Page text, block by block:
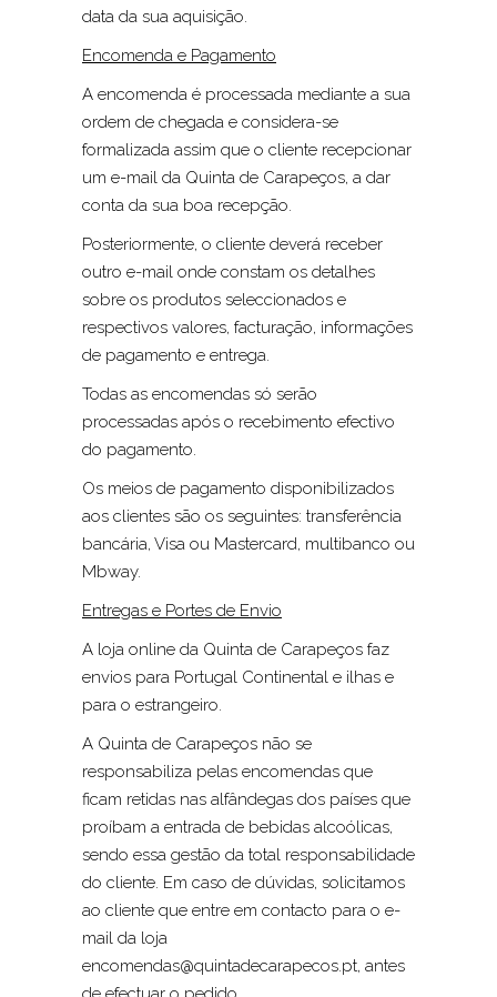
data da sua aquisição.
Encomenda e Pagamento
A encomenda é processada mediante a sua
ordem de chegada e considera-se
formalizada assim que o cliente recepcionar
um e-mail da Quinta de Carapeços, a dar
conta da sua boa recepção.
Posteriormente, o cliente deverá receber
outro e-mail onde constam os detalhes
sobre os produtos seleccionados e
respectivos valores, facturação, informações
de pagamento e entrega.
Todas as encomendas só serão
processadas após o recebimento efectivo
do pagamento.
Os meios de pagamento disponibilizados
aos clientes são os seguintes: transferência
bancária, Visa ou Mastercard, multibanco ou
Mbway.
Entregas e Portes de Envio
A loja online da Quinta de Carapeços faz
envios para Portugal Continental e ilhas e
para o estrangeiro.
A Quinta de Carapeços não se
responsabiliza pelas encomendas que
ficam retidas nas alfândegas dos países que
proíbam a entrada de bebidas alcoólicas,
sendo essa gestão da total responsabilidade
do cliente. Em caso de dúvidas, solicitamos
ao cliente que entre em contacto para o e-
mail da loja
encomendas@quintadecarapecos.pt, antes